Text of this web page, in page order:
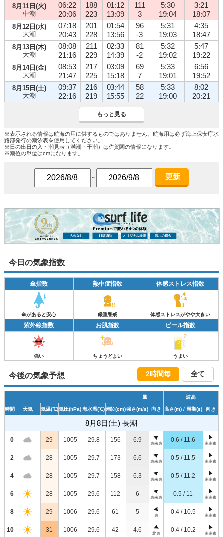
8月11日(火)
中潮
06:22
20:06
188
223
01:12
13:09
111
3
5:30
19:04
3:21
18:07
8月12日(水)
大潮
07:18
20:43
201
228
01:54
13:56
96
-3
5:31
19:03
4:35
18:47
8月13日(木)
大潮
08:08
21:16
211
229
02:33
14:39
81
-2
5:32
19:02
5:47
19:22
8月14日(金)
大潮
08:53
21:47
217
225
03:09
15:18
69
7
5:33
19:01
6:56
19:52
8月15日(土)
大潮
09:37
22:16
216
219
03:44
15:55
58
22
5:33
19:00
8:02
20:21
もっと見る
※表示される情報は航海の用に供するものではありません。航海用は必ず海上保安庁水
路部発行の潮汐表を使用してください。
※日の出日の入・潮見表（満潮・干潮）は佐賀関の情報になります。
※潮位の単位はcmになります。
～ 更新
今日の気象指数
傘指数 熱中症指数 体感ストレス指数
傘があると安心 厳重警戒 体感ストレスがやや大きい
紫外線指数 お肌指数 ビール指数
強い ちょうどよい うまい
今後の気象予想 2時間毎 全て
風 波高
時間 天気 気温(℃)気圧(hPa) 海水温(℃)潮位(cm)強さ(m/s) 向き 高さ(m)/ 周期(s) 向き
8月8日(土) 長潮
0 29 1005 29.8 156 6.9
東南東
0.6 / 11.6
南南東
2 28 1005 29.7 173 6.6
東南東
0.5 / 11.5
南南東
4 28 1005 29.7 158 6.3
東南東
0.5 / 11.2
南南東
6 28 1005 29.6 112 6
東南東
0.5 / 11
南南東
8 29 1006 29.6 61 5
東
0.4 / 10.5
南南東
10 31 1006 29.6 42 4.6
北東
0.4 / 10.2
南南東